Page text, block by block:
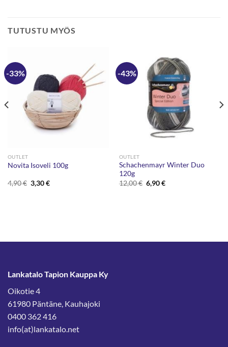
TUTUSTU MYÖS
-33%
OUTLET
Novita Isoveli 100g
4,90€ Alkuperäinen
hinta
3,30€Nykyinen
-43%
OUTLET
Schachenmayr Winter Duo
120g
12,00€ Alkuperäinen
hinta
6,90€Nykyinen
Lankatalo Tapion Kauppa Ky
Oikotie 4
61980 Päntäne, Kauhajoki
0400 362 416
info(at)lankatalo.net